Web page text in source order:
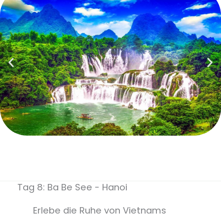
Tag 8: Ba Be See - Hanoi
Erlebe die Ruhe von Vietnams